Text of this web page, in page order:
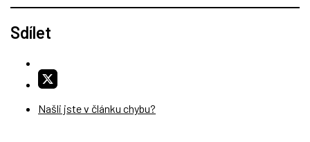
Sdílet
Našli jste v článku chybu?